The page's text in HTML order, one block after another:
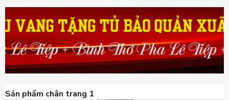
Sản phẩm chân trang 1